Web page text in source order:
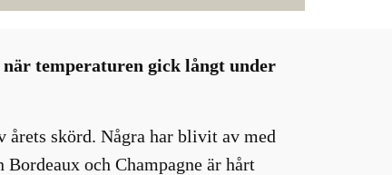
temperaturen gick långt under
årets skörd. Några har blivit av med
och Champagne är hårt